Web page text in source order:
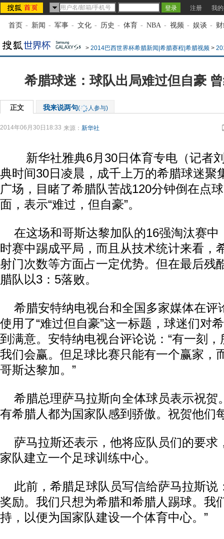
注册 我
首页 - 新闻 - 军事 - 文化 - 历史 - 体育 - NBA - 视频 - 娱谈 -
> 2014巴西世界杯希腊新闻|希腊赛程|希腊视频 >
希腊球迷：球队出局难过但自豪
正文 我来说两句( 人参与)
2014年06月30日18:33 来源： 新华社
新华社雅典6月30日体育专电（记者
典时间30日凌晨，成千上万的希腊球迷聚
广场，目睹了希腊队苦战120分钟倒在点
面，表示“难过，但自豪”。
在这场和哥斯达黎加队的16强淘汰赛中
时赛中踢成平局，而且从技术统计来看，
射门次数等方面占一定优势。但在最后残
腊队以3：5落败。
希腊安特纳电视台和全国多家媒体在评
使用了“难过但自豪”这一标题，球迷们对
到满意。安特纳电视台评论说：“有一刻
我们会赢。但足球比赛只能有一个赢家，
哥斯达黎加。”
希腊总理萨马拉斯向全体球员表示祝贺
有希腊人都为国家队感到骄傲。祝贺他们
萨马拉斯还表示，他将应队员们的要求
家队建立一个足球训练中心。
此前，希腊足球队员写信给萨马拉斯说
奖励。我们只想为希腊和希腊人踢球。我
持，以便为国家队建设一个体育中心。”